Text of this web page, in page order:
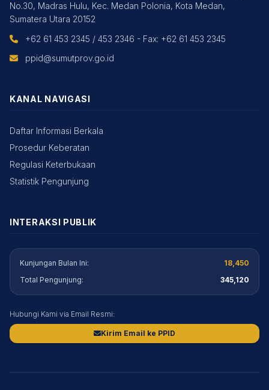
No.30, Madras Hulu, Kec. Medan Polonia, Kota Medan,
Sumatera Utara 20152
+62 61 453 2345 / 453 2346 - Fax: +62 61 453 2345
ppid@sumutprov.go.id
KANAL NAVIGASI
Daftar Informasi Berkala
Prosedur Keberatan
Regulasi Keterbukaan
Statistik Pengunjung
INTERAKSI PUBLIK
Kunjungan Bulan Ini:
18,450
Total Pengunjung:
345,120
Hubungi Kami via Email Resmi:
Kirim Email ke PPID